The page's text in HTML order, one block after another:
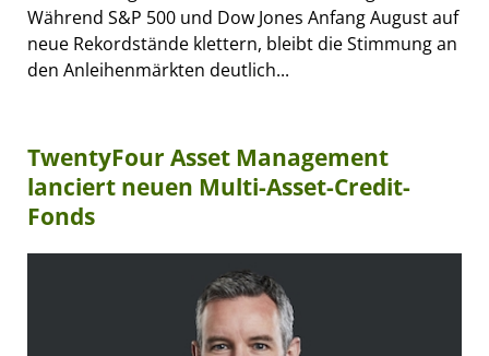
Während S&P 500 und Dow Jones Anfang August auf
neue Rekordstände klettern, bleibt die Stimmung an
den Anleihenmärkten deutlich...
TwentyFour Asset Management
lanciert neuen Multi-Asset-Credit-
Fonds